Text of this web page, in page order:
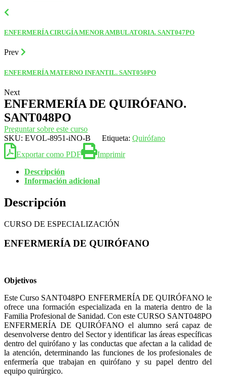
ENFERMERÍA CIRUGÍA MENOR AMBULATORIA. SANT047PO
Prev
ENFERMERÍA MATERNO INFANTIL. SANT050PO
Next
ENFERMERÍA DE QUIRÓFANO.
SANT048PO
Preguntar sobre este curso
SKU: EVOL-8951-iNO-B Etiqueta: Quirófano
Exportar como PDF
Imprimir
Descripción
Información adicional
Descripción
CURSO DE ESPECIALIZACIÓN
ENFERMERÍA DE QUIRÓFANO
Objetivos
Este Curso SANT048PO ENFERMERÍA DE QUIRÓFANO le
ofrece una formación especializada en la materia dentro de la
Familia Profesional de Sanidad. Con este CURSO SANT048PO
ENFERMERÍA DE QUIRÓFANO el alumno será capaz de
desenvolverse dentro del Sector y identificar las áreas específicas
dentro del quirófano y las conductas que afectan a la calidad de
la atención, determinando las funciones de los profesionales de
enfermería que trabajan en quirófano y su papel dentro del
equipo quirúrgico.